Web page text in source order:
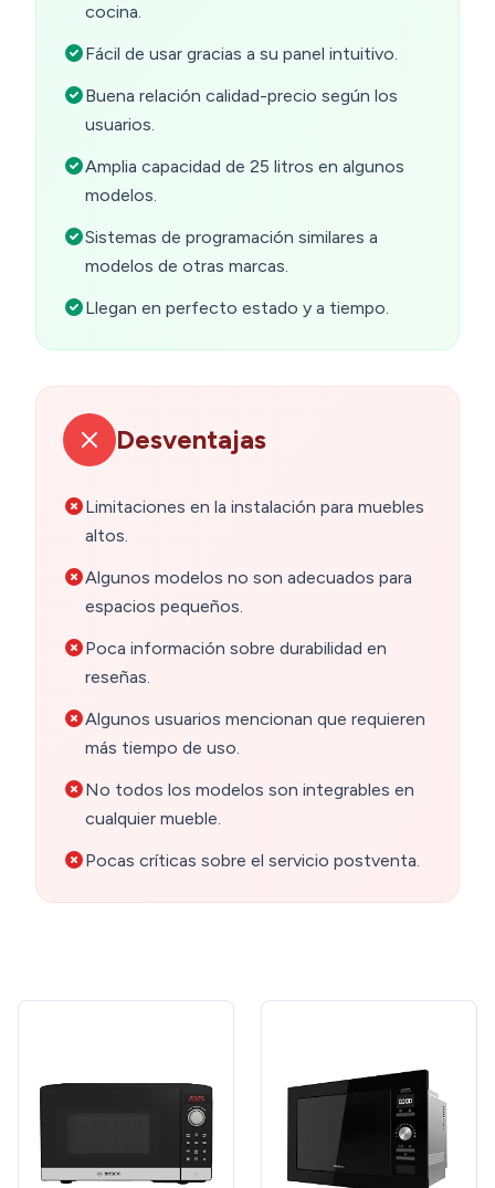
cocina.
Fácil de usar gracias a su panel intuitivo.
Buena relación calidad-precio según los
usuarios.
Amplia capacidad de 25 litros en algunos
modelos.
Sistemas de programación similares a
modelos de otras marcas.
Llegan en perfecto estado y a tiempo.
Desventajas
Limitaciones en la instalación para muebles
altos.
Algunos modelos no son adecuados para
espacios pequeños.
Poca información sobre durabilidad en
reseñas.
Algunos usuarios mencionan que requieren
más tiempo de uso.
No todos los modelos son integrables en
cualquier mueble.
Pocas críticas sobre el servicio postventa.